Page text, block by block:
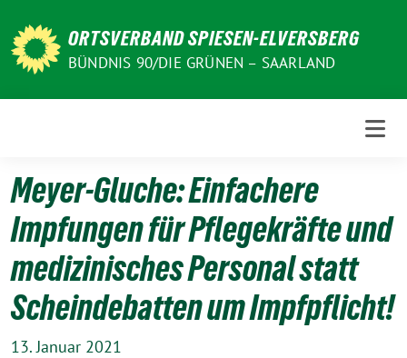
zum
Inhalt
ORTSVERBAND SPIESEN-ELVERSBERG
BÜNDNIS 90/DIE GRÜNEN – SAARLAND
Meyer-Gluche: Einfachere
Impfungen für Pflegekräfte und
medizinisches Personal statt
Scheindebatten um Impfpflicht!
13. Januar 2021